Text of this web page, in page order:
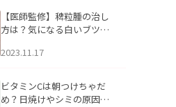
【医師監修】稗粒腫の治し
方は？気になる白いブツブ
アについて
2023.11.17
ビタミンCは朝つけちゃだ
め？日焼けやシミの原因に